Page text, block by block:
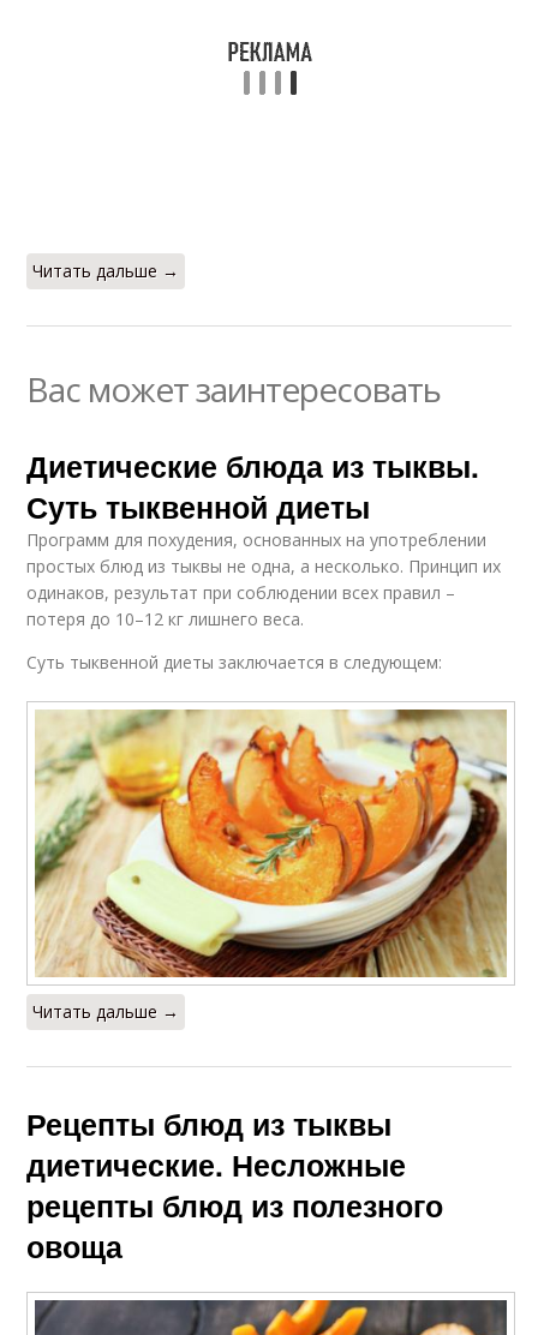
Читать дальше →
Вас может заинтересовать
Диетические блюда из тыквы.
Суть тыквенной диеты
Программ для похудения, основанных на употреблении
простых блюд из тыквы не одна, а несколько. Принцип их
одинаков, результат при соблюдении всех правил –
потеря до 10–12 кг лишнего веса.
Суть тыквенной диеты заключается в следующем:
Читать дальше →
Рецепты блюд из тыквы
диетические. Несложные
рецепты блюд из полезного
овоща